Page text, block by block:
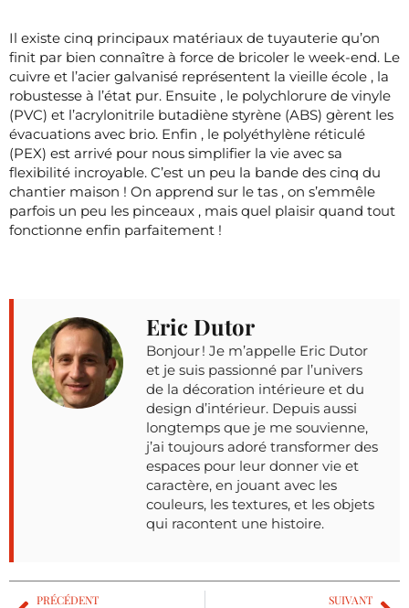
Il existe cinq principaux matériaux de tuyauterie qu’on
finit par bien connaître à force de bricoler le week-end. Le
cuivre et l’acier galvanisé représentent la vieille école , la
robustesse à l’état pur. Ensuite , le polychlorure de vinyle
(PVC) et l’acrylonitrile butadiène styrène (ABS) gèrent les
évacuations avec brio. Enfin , le polyéthylène réticulé
(PEX) est arrivé pour nous simplifier la vie avec sa
flexibilité incroyable. C’est un peu la bande des cinq du
chantier maison ! On apprend sur le tas , on s’emmêle
parfois un peu les pinceaux , mais quel plaisir quand tout
fonctionne enfin parfaitement !
Eric Dutor
Bonjour ! Je m’appelle Eric Dutor
et je suis passionné par l’univers
de la décoration intérieure et du
design d’intérieur. Depuis aussi
longtemps que je me souvienne,
j’ai toujours adoré transformer des
espaces pour leur donner vie et
caractère, en jouant avec les
couleurs, les textures, et les objets
qui racontent une histoire.
PRÉCÉDENT SUIVANT